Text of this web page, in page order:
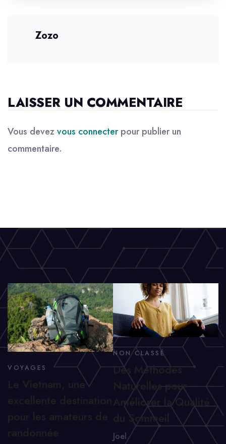
Zozo
LAISSER UN COMMENTAIRE
Vous devez vous connecterpour publier un
commentaire.
VOYAGES
Le Vietnam, une
NON CLASSÉ
Des Méthodes
Naturelles pour
Améliorer la Qualité
du Sommeil
Joel